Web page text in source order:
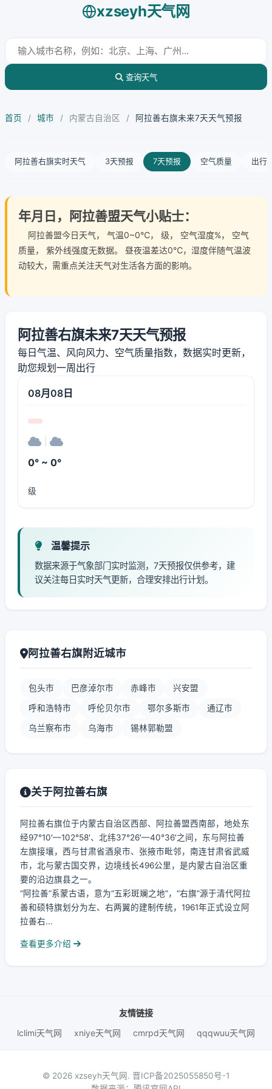
xzseyh天气网
查询天气
首页 / 城市 / 内蒙古自治区 / 阿拉善右旗未来7天天气预报
阿拉善右旗实时天气 3天预报 7天预报 空气质量 出行
年月日，阿拉善盟天气小贴士：
阿拉善盟今日天气， 气温0~0℃， 级， 空气湿度%， 空气
质量， 紫外线强度无数据。 昼夜温差达0℃，湿度伴随气温波
动较大，需重点关注天气对生活各方面的影响。
阿拉善右旗未来7天天气预报
每日气温、风向风力、空气质量指数，数据实时更新，
助您规划一周出行
08月08日
0° ~ 0°
级
温馨提示
数据来源于气象部门实时监测，7天预报仅供参考，建
议关注每日实时天气更新，合理安排出行计划。
阿拉善右旗附近城市
包头市 巴彦淖尔市 赤峰市 兴安盟
呼和浩特市 呼伦贝尔市 鄂尔多斯市 通辽市
乌兰察布市 乌海市 锡林郭勒盟
关于阿拉善右旗
阿拉善右旗位于内蒙古自治区西部、阿拉善盟西南部，地处东
经97°10′—102°58′、北纬37°26′—40°36′之间，东与阿拉善
左旗接壤，西与甘肃省酒泉市、张掖市毗邻，南连甘肃省武威
市，北与蒙古国交界，边境线长496公里，是内蒙古自治区重
要的沿边旗县之一。
“阿拉善”系蒙古语，意为“五彩斑斓之地”，“右旗”源于清代阿拉
善和硕特旗划分为左、右两翼的建制传统，1961年正式设立阿
拉善右...
查看更多介绍
友情链接
lclimi天气网
xniye天气网 cmrpd天气网 qqqwuu天气网
© 2026 xzseyh天气网. 晋ICP备2025055850号-1